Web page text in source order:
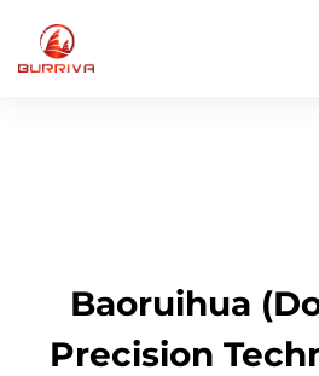
Baoruihua
Precision